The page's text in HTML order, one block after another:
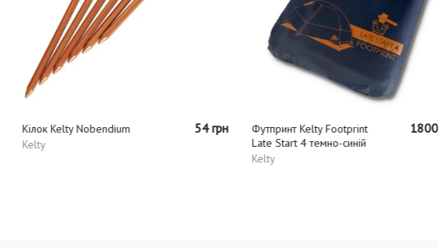
грн
Футпринт Kelty Footprint
1800 грн